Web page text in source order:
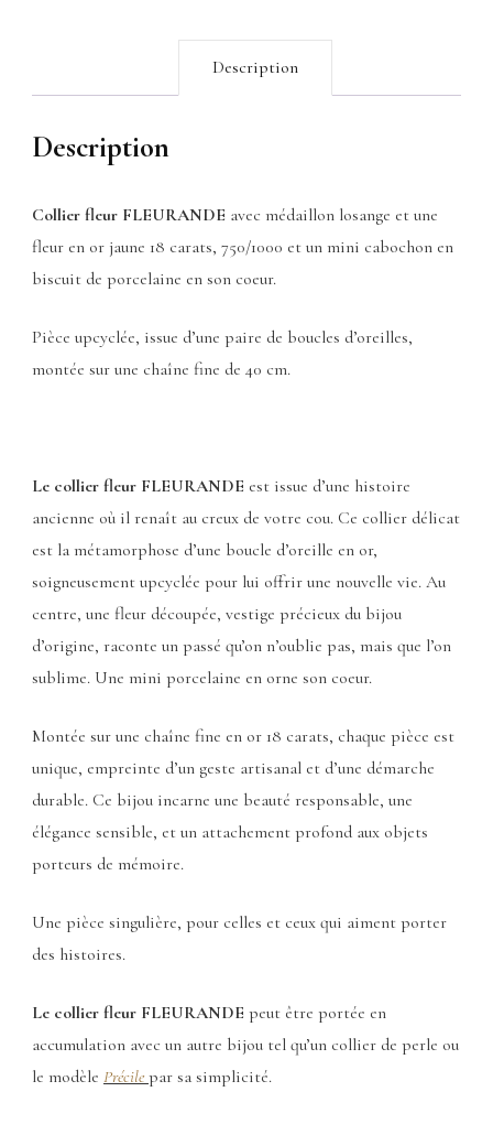
Description
Description
Collier fleur FLEURANDE avec médaillon losange et une
fleur en or jaune 18 carats, 750/1000 et un mini cabochon en
biscuit de porcelaine en son coeur.
Pièce upcyclée, issue d’une paire de boucles d’oreilles,
montée sur une chaîne fine de 40 cm.
Le collier fleur FLEURANDE est issue d’une histoire
ancienne où il renaît au creux de votre cou. Ce collier délicat
est la métamorphose d’une boucle d’oreille en or,
soigneusement upcyclée pour lui offrir une nouvelle vie. Au
centre, une fleur découpée, vestige précieux du bijou
d’origine, raconte un passé qu’on n’oublie pas, mais que l’on
sublime. Une mini porcelaine en orne son coeur.
Montée sur une chaîne fine en or 18 carats, chaque pièce est
unique, empreinte d’un geste artisanal et d’une démarche
durable. Ce bijou incarne une beauté responsable, une
élégance sensible, et un attachement profond aux objets
porteurs de mémoire.
Une pièce singulière, pour celles et ceux qui aiment porter
des histoires.
Le collier fleur FLEURANDE peut être portée en
accumulation avec un autre bijou tel qu’un collier de perle ou
le modèle Précilepar sa simplicité.